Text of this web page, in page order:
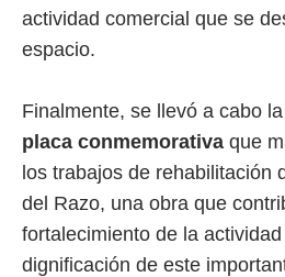
actividad comercial que se
espacio.
Finalmente, se llevó a cabo la
placa conmemorativa que
los trabajos de rehabilitación
del Razo, una obra que
fortalecimiento de la
dignificación de este